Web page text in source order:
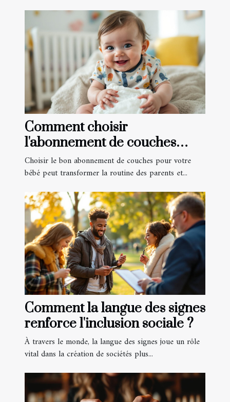
Comment choisir
l'abonnement de couches
idéal pour votre bébé?
Choisir le bon abonnement de couches pour votre
bébé peut transformer la routine des parents et...
Comment la langue des signes
renforce l'inclusion sociale ?
À travers le monde, la langue des signes joue un rôle
vital dans la création de sociétés plus...